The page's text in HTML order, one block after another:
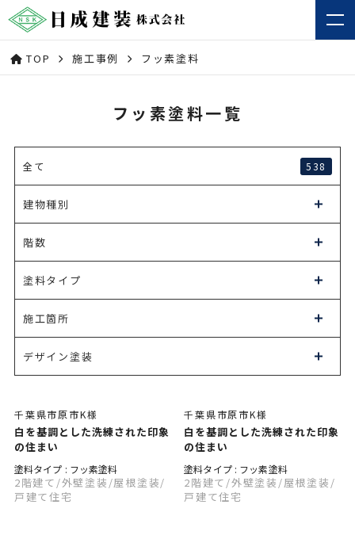
TOP 施工事例 フッ素塗料
フッ素塗料一覧
全て 538
建物種別
階数
塗料タイプ
施工箇所
デザイン塗装
千葉県市原市K様
白を基調とした洗練された印象
の住まい
塗料タイプ : フッ素塗料
2階建て /外壁塗装 /屋根塗装/
戸建て住宅
千葉県市原市K様
白を基調とした洗練された印象
の住まい
塗料タイプ : フッ素塗料
2階建て /外壁塗装 /屋根塗装 /
戸建て住宅